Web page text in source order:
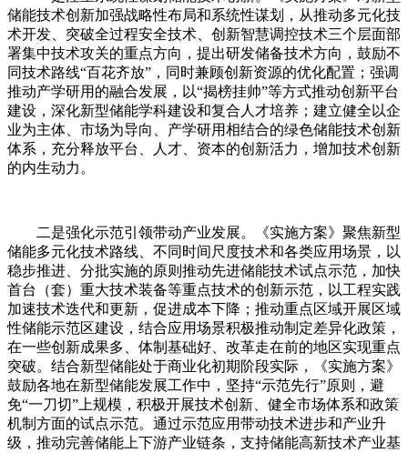
储能技术创新加强战略性布局和系统性谋划，从推动多元化技
术开发、突破全过程安全技术、创新智慧调控技术三个层面部
署集中技术攻关的重点方向，提出研发储备技术方向，鼓励不
同技术路线“百花齐放”，同时兼顾创新资源的优化配置；强调
推动产学研用的融合发展，以“揭榜挂帅”等方式推动创新平台
建设，深化新型储能学科建设和复合人才培养；建立健全以企
业为主体、市场为导向、产学研用相结合的绿色储能技术创新
体系，充分释放平台、人才、资本的创新活力，增加技术创新
的内生动力。
二是强化示范引领带动产业发展。《实施方案》聚焦新型
储能多元化技术路线、不同时间尺度技术和各类应用场景，以
稳步推进、分批实施的原则推动先进储能技术试点示范，加快
首台（套）重大技术装备等重点技术的创新示范，以工程实践
加速技术迭代和更新，促进成本下降；推动重点区域开展区域
性储能示范区建设，结合应用场景积极推动制定差异化政策，
在一些创新成果多、体制基础好、改革走在前的地区实现重点
突破。结合新型储能处于商业化初期阶段实际，《实施方案》
鼓励各地在新型储能发展工作中，坚持“示范先行”原则，避
免“一刀切”上规模，积极开展技术创新、健全市场体系和政策
机制方面的试点示范。通过示范应用带动技术进步和产业升
级，推动完善储能上下游产业链条，支持储能高新技术产业基